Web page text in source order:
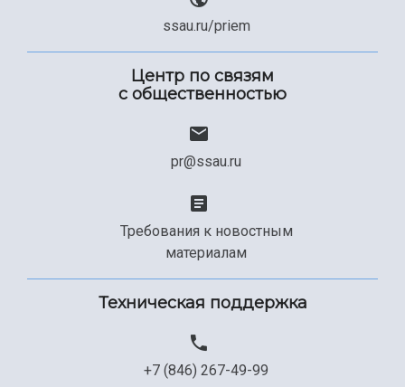
ssau.ru/priem
Центр по связям
с общественностью
pr@ssau.ru
Требования к новостным
материалам
Техническая поддержка
+7 (846) 267-49-99